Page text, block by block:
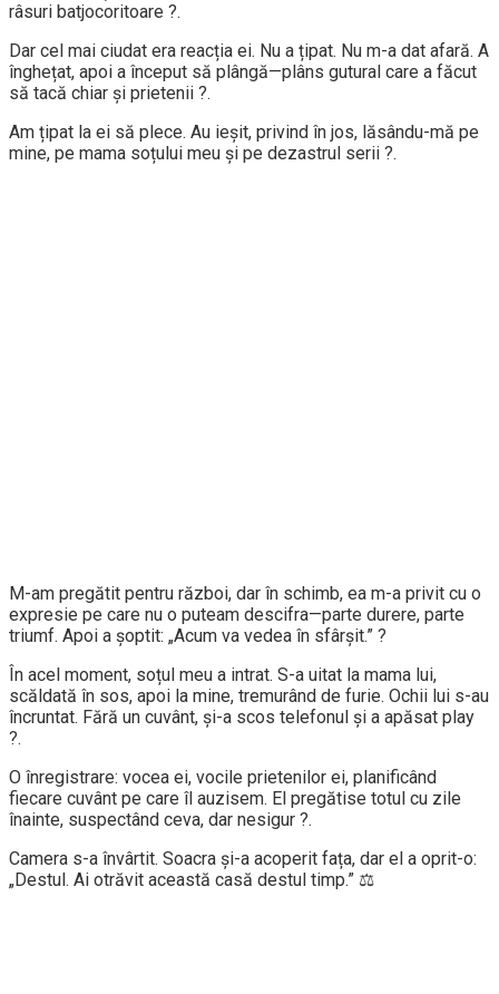
râsuri batjocoritoare ?.
Dar cel mai ciudat era reacția ei. Nu a țipat. Nu m-a dat afară. A
înghețat, apoi a început să plângă—plâns gutural care a făcut
să tacă chiar și prietenii ?.
Am țipat la ei să plece. Au ieșit, privind în jos, lăsându-mă pe
mine, pe mama soțului meu și pe dezastrul serii ?️.
M-am pregătit pentru război, dar în schimb, ea m-a privit cu o
expresie pe care nu o puteam descifra—parte durere, parte
triumf. Apoi a șoptit: „Acum va vedea în sfârșit.” ?
În acel moment, soțul meu a intrat. S-a uitat la mama lui,
scăldată în sos, apoi la mine, tremurând de furie. Ochii lui s-au
încruntat. Fără un cuvânt, și-a scos telefonul și a apăsat play
?.
O înregistrare: vocea ei, vocile prietenilor ei, planificând
fiecare cuvânt pe care îl auzisem. El pregătise totul cu zile
înainte, suspectând ceva, dar nesigur ?.
Camera s-a învârtit. Soacra și-a acoperit fața, dar el a oprit-o:
„Destul. Ai otrăvit această casă destul timp.” ⚖️